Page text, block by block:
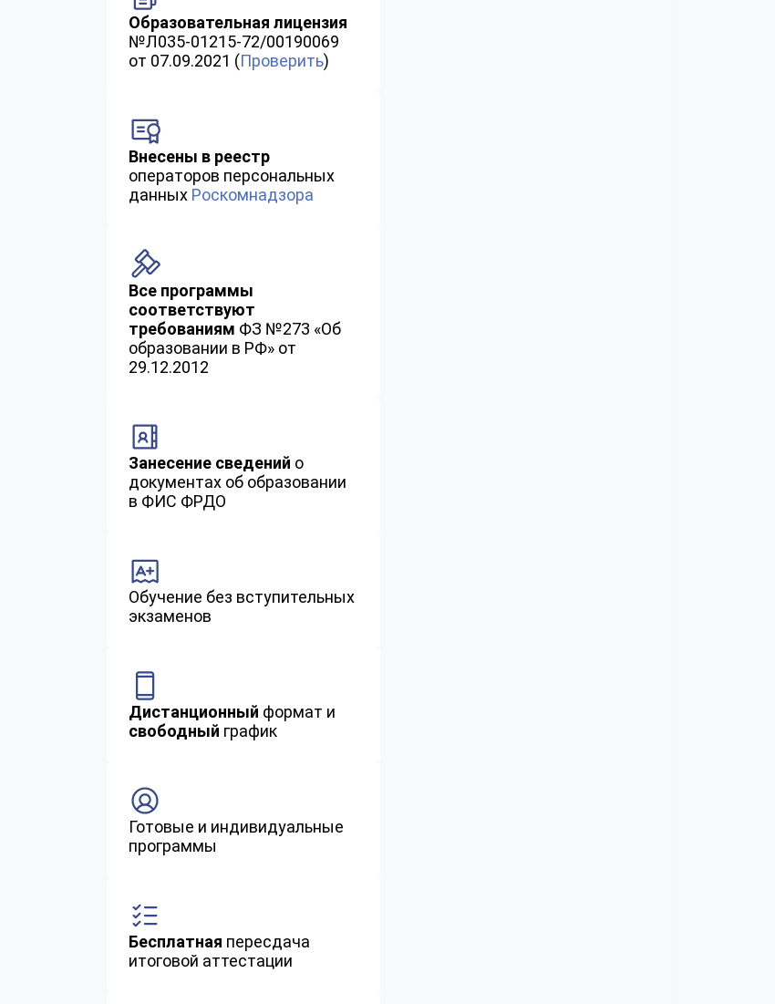
Образовательная лицензия
№Л035-01215-72/00190069
от 07.09.2021 (Проверить)
Внесены в реестр
операторов персональных
данных Роскомнадзора
Все программы
соответствуют
требованиям ФЗ №273 «Об
образовании в РФ» от
29.12.2012
Занесение сведений о
документах об образовании
в ФИС ФРДО
Обучение без вступительных
экзаменов
Дистанционный формат и
свободный график
Готовые и индивидуальные
программы
Бесплатная пересдача
итоговой аттестации